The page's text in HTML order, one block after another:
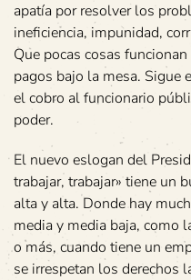
apatía por resolver los
ineficiencia, impunidad,
Que pocas cosas
pagos bajo la mesa. Sigue
el cobro al funcionario
poder.
El nuevo eslogan del
trabajar, trabajar» tiene un
alta y alta. Donde hay
media y media baja, como
o más, cuando tiene un
se irrespetan los derechos